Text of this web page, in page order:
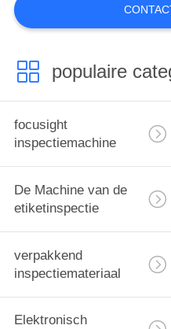
Het
de
populaire
focusight
inspectiemachine
De Machine van de
etiketinspectie
verpakkend
inspectiemateriaal
Elektronisch